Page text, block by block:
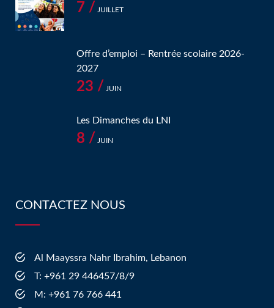
7 / JUILLET
Offre d’emploi – Rentrée scolaire 2026-
2027
23 / JUIN
Les Dimanches du LNI
8 / JUIN
CONTACTEZ NOUS
Al Maayssra Nahr Ibrahim, Lebanon
​T: +961 29 446457/8/9
​M: +961 76 766 441